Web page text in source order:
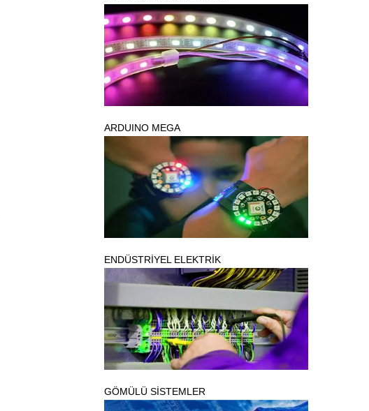
ARDUINO MEGA
ENDÜSTRİYEL ELEKTRİK
GÖMÜLÜ SİSTEMLER